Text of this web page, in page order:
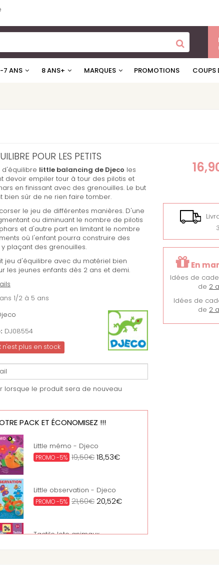
7 ANS 8 ANS+ MARQUES PROMOTIONS COUPS
POUR LES PETITS
d'équilibre little balancing de Djeco les
devoir empiler tour à tour des pilotis et
en finissant avec des grenouilles. Le but
bien sûr de ne rien faire tomber.
le jeu de différentes manières. D'une
ou diminuant le nombre de pilotis
et d'autre part en limitant le nombre
où l'enfant pourra construire des
plaçant des grenouilles.
jeu d'équilibre avec du matériel bien
les jeunes enfants dès 2 ans et demi.
1/2 à 5 ans
DJ08554
plus en stock
lorsque le produit sera de nouveau
PACK ET ÉCONOMISEZ !!!
Little mémo - Djeco
PROMO -5% 19,50€18,53€
Little observation - Djeco
PROMO -5% 21,60€20,52€
Tactilo loto animaux
En
Idées de
de 2
Idées de
de 2